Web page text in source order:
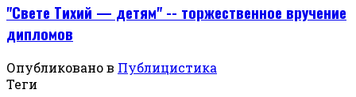
"Свете Тихий — детям" -- торжественное вручение
дипломов
Опубликовано в Публицистика
Теги